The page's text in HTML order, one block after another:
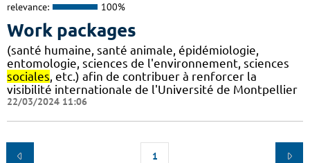
relevance: 100%
Work packages
(santé humaine, santé animale, épidémiologie,
entomologie, sciences de l'environnement, sciences
sociales , etc.) afin de contribuer à renforcer la
visibilité internationale de l'Université de Montpellier
22/03/2024 11:06
1